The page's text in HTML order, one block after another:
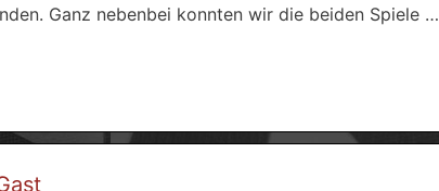
Ganz nebenbei konnten wir die beiden Spiele …